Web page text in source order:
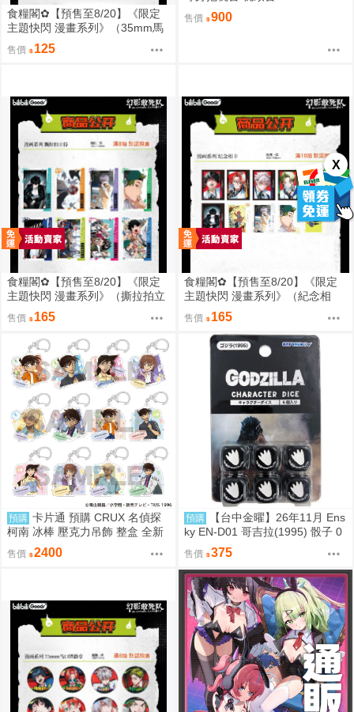
X
食糧閣✿【預售至8/20】《限定
主題快閃 漫畫系列》（35mm馬
口鐵徽章）惡靈剋星／幻影敢死
隊／主題快閃／宍喰野虎落／是
售價 125
售價 900
食糧閣✿【預售至8/20】《限定
主題快閃 漫畫系列》（撕拉拍立
得）惡靈剋星／幻影敢死隊／主
題快閃／宍喰野虎落／是岸遊人
／觀崎薰／多聞康太郎／壹宮昊
售價 165
食糧閣✿【預售至8/20】《限定
主題快閃 漫畫系列》（紀念相
卡）惡靈剋星／幻影敢死隊／主
題快閃／宍喰野虎落／是岸遊人
／觀崎薰／多聞康太郎／壹宮昊
售價 165
預購 卡片通 預購 CRUX 名偵探
柯南 冰棒 壓克力吊飾 整盒 全新
未拆
售價 2400
預購
【台中金曜】26年11月 Ens
ky EN-D01 哥吉拉(1995) 骰子 0
818
售價 375